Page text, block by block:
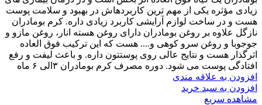
زیادی مؤثره یکی از مهم ترین کاربردهاش در بهبود و سلامت پوست
هست و در ساخت لوازم آرایشی کاربرد زیادی داره. کرم بومادران
نازگل علاوه بر روغن بومادران دارای روغن هسته انار، روغن مازو و
جوجوبا و روغن سرو کوهی و.... هست که این ترکیب فوق العاده
اثرگذار هست و نتایج عالی روی پوستتون داره. و باعث لیفت و رفع
افتادگی پوست می شود. دوره مصرف کرم بومادران ۳الی ۶ ماه
افزودن به علاقه مندی
افزودن به سبد خرید
مشاهده سریع